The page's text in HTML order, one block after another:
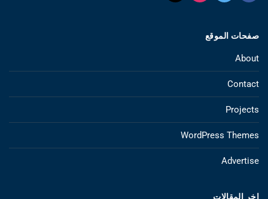
صفحات الموقع
About
Contact
Projects
WordPress Themes
Advertise